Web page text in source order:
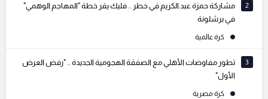
2
مشاركة حمزة عبد الكريم في خطر .. فليك يقر خطة "المهاجم الوهمي"
في برشلونة
كرة عالمية
3
تطور مفاوضات الأهلي مع الصفقة الهجومية الجديدة .. "رفض العرض
الأول"
كرة مصرية